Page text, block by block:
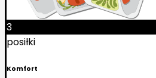
3
posiłki
Komfort